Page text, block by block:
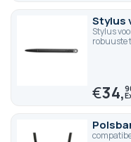
Stylus
Stylus
robuuste
€34,